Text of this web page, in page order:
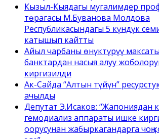
Кызыл-Кыядагы мугалимдер
төрагасы М.Буванова Молдова
Республикасындагы 5 күндүк
катышып кайтты
Айыл чарбаны өнүктүрүү
банктардан насыя алуу
киргизилди
Ак-Сайда “Алтын түйүн”
ачылды
Депутат Э.Исаков: “Жапониядан
гемодиализ аппараты ишке
оорусунан жабыркагандарга чоң